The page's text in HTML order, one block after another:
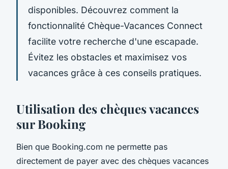
disponibles. Découvrez comment la
fonctionnalité Chèque-Vacances Connect
facilite votre recherche d'une escapade.
Évitez les obstacles et maximisez vos
vacances grâce à ces conseils pratiques.
Utilisation des chèques vacances
sur Booking
Bien que Booking.com ne permette pas
directement de payer avec des chèques vacances